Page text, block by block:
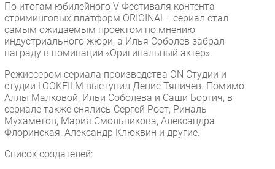
По итогам юбилейного V Фестиваля контента
стриминговых платформ ORIGINAL+ сериал стал
самым ожидаемым проектом по мнению
индустриального жюри, а Илья Соболев забрал
награду в номинации «Оригинальный актер».
Режиссером сериала производства ON Студии и
студии LOOKFILM выступил Денис Тяпичев. Помимо
Аллы Малковой, Ильи Соболева и Саши Бортич, в
сериале также снялись Сергей Рост, Риналь
Мухаметов, Мария Смольникова, Александра
Флоринская, Александр Клюквин и другие.
Список создателей: